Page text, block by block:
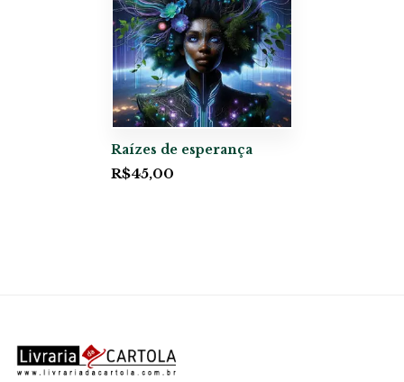
Raízes de esperança
R$45,00